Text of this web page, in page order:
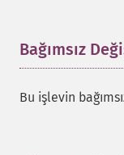
Bağımsız
Bu işlevin